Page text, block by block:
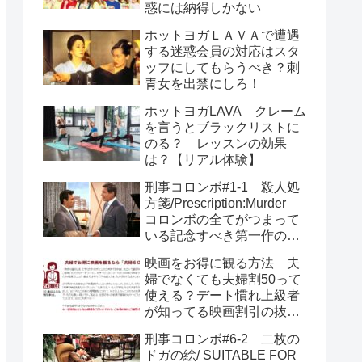
惑には納得しかない
ホットヨガＬＡＶＡで遭遇
する迷惑会員の対応はスタ
ッフにしてもらうべき？刺
青女を出禁にしろ！
ホットヨガLAVA クレーム
を言うとブラックリストに
のる？ レッスンの効果
は？【リアル体験】
刑事コロンボ#1-1 殺人処
方箋/Prescription:Murder
コロンボの全てがつまって
いる記念すべき第一作のあ
映画をお得に観る方法 夫
婦でなくても夫婦割50って
使える？デート慣れ上級者
が知ってる映画割引の抜け
刑事コロンボ#6-2 二枚の
ドガの絵/ SUITABLE FOR